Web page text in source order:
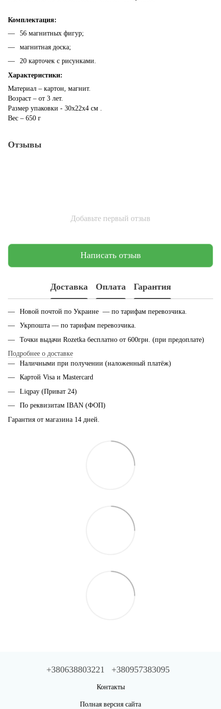
Комплектация:
56 магнитных фигур;
магнитная доска;
20 карточек с рисунками.
Характеристики:
Материал – картон, магнит.
Возраст – от 3 лет.
Размер упаковки - 30x22x4 см .
Вес – 650 г
Отзывы
Добавьте первый отзыв
Написать отзыв
Доставка Оплата Гарантия
Новой почтой по Украине — по тарифам перевозчика.
Укрпошта — по тарифам перевозчика.
Точки выдачи Rozetka бесплатно от 600грн. (при предоплате)
Подробнее о доставке
Наличными при получении (наложенный платёж)
Картой Visa и Mastercard
Liqpay (Приват 24)
По реквизитам IBAN (ФОП)
Гарантия от магазина 14 дней.
+380638803221 +380957383095
Контакты
Полная версия сайта